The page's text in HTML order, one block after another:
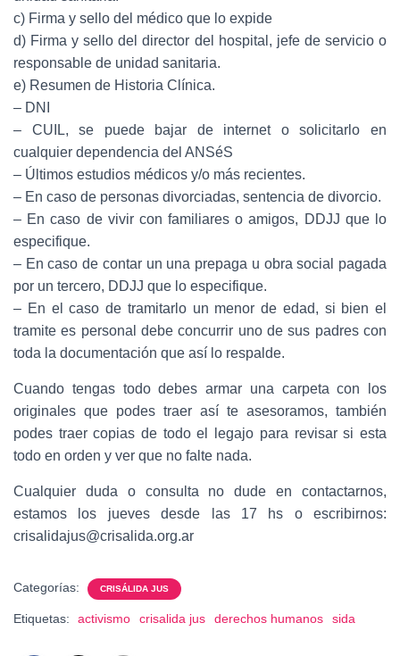
c) Firma y sello del médico que lo expide
d) Firma y sello del director del hospital, jefe de servicio o
responsable de unidad sanitaria.
e) Resumen de Historia Clínica.
– DNI
– CUIL, se puede bajar de internet o solicitarlo en
cualquier dependencia del ANSéS
– Últimos estudios médicos y/o más recientes.
– En caso de personas divorciadas, sentencia de divorcio.
– En caso de vivir con familiares o amigos, DDJJ que lo
especifique.
– En caso de contar un una prepaga u obra social pagada
por un tercero, DDJJ que lo especifique.
– En el caso de tramitarlo un menor de edad, si bien el
tramite es personal debe concurrir uno de sus padres con
toda la documentación que así lo respalde.
Cuando tengas todo debes armar una carpeta con los
originales que podes traer así te asesoramos, también
podes traer copias de todo el legajo para revisar si esta
todo en orden y ver que no falte nada.
Cualquier duda o consulta no dude en contactarnos,
estamos los jueves desde las 17 hs o escribirnos:
crisalidajus@crisalida.org.ar
Categorías: CRISÁLIDA JUS
Etiquetas: activismo crisalida jus derechos humanos sida